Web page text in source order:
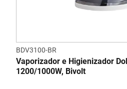
BDV3100-BR
Vaporizador e Higienizador
1200/1000W, Bivolt